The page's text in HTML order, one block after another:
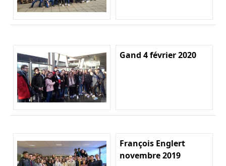
Gand 4 février 2020
François Englert
novembre 2019